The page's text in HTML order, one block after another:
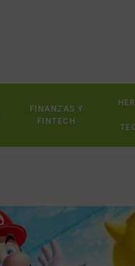
FINANZAS Y
FINTECH